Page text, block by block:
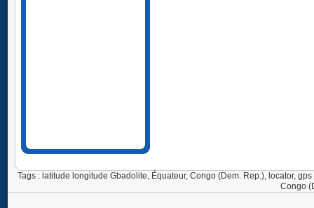
Tags : latitude longitude Gbadolite, Équateur, Congo (Dem. Rep.), locator,
Congo